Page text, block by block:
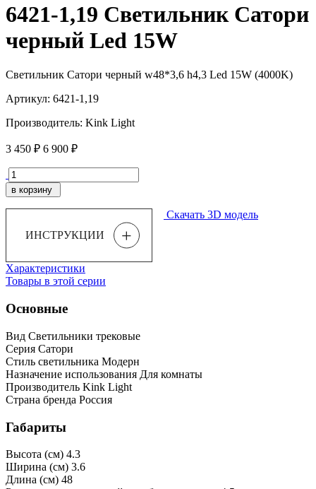
6421-1,19 Светильник Сатори
черный Led 15W
Светильник Сатори черный w48*3,6 h4,3 Led 15W (4000K)
Артикул: 6421-1,19
Производитель: Kink Light
3 450 ₽ 6 900 ₽
в корзину
ИНСТРУКЦИИ +
Скачать 3D модель
Характеристики
Товары в этой серии
Основные
Вид Светильники трековые
Серия Сатори
Стиль светильника Модерн
Назначение использования Для комнаты
Производитель Kink Light
Страна бренда Россия
Габариты
Высота (см) 4.3
Ширина (см) 3.6
Длина (см) 48